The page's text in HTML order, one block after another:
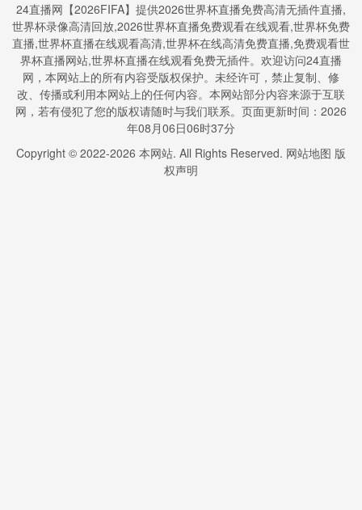
24直播网【2026FIFA】提供2026世界杯直播免费高清无插件直播,
世界杯录像高清回放,2026世界杯直播免费观看在线观看,世界杯免费
直播,世界杯直播在线观看高清,世界杯在线高清免费直播,免费观看世
界杯直播网站,世界杯直播在线观看免费无插件。欢迎访问24直播
网，本网站上的所有内容受版权保护。未经许可，禁止复制、修
改、传播或利用本网站上的任何内容。本网站部分内容来源于互联
网，若有侵犯了您的版权请随时与我们联系。页面更新时间：2026
年08月06日06时37分
Copyright © 2022-2026 本网站. All Rights Reserved. 网站地图 版
权声明